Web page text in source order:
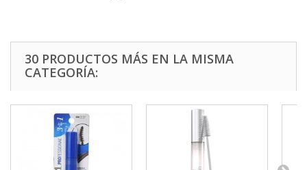
30 PRODUCTOS MÁS EN LA MISMA
CATEGORÍA: